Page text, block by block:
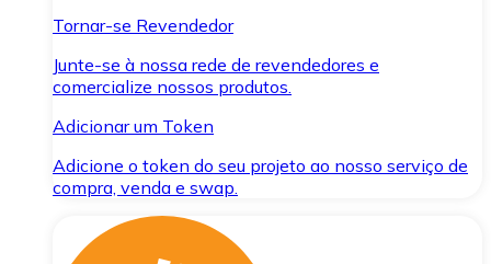
Tornar-se Revendedor
Junte-se à nossa rede de revendedores e
comercialize nossos produtos.
Adicionar um Token
Adicione o token do seu projeto ao nosso serviço de
compra, venda e swap.